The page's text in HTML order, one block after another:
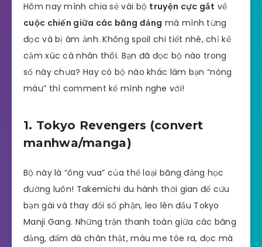
Hôm nay mình chia sẻ vài bộ truyện cực gắt về
cuộc chiến giữa các băng đảng mà mình từng
đọc và bị ám ảnh. Không spoil chi tiết nhé, chỉ kể
cảm xúc cá nhân thôi. Bạn đã đọc bộ nào trong
số này chưa? Hay có bộ nào khác làm bạn “nóng
máu” thì comment kể mình nghe với!
1. Tokyo Revengers (convert
manhwa/manga)
Bộ này là “ông vua” của thể loại băng đảng học
đường luôn! Takemichi du hành thời gian để cứu
bạn gái và thay đổi số phận, leo lên đầu Tokyo
Manji Gang. Những trận thanh toán giữa các băng
đảng, đấm đá chân thật, máu me tóe ra, đọc mà